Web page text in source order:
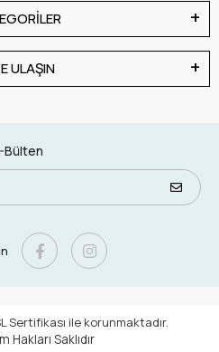
ULAŞIN
Bülten
Sertifikası ile korunmaktadır.
Hakları Saklıdır